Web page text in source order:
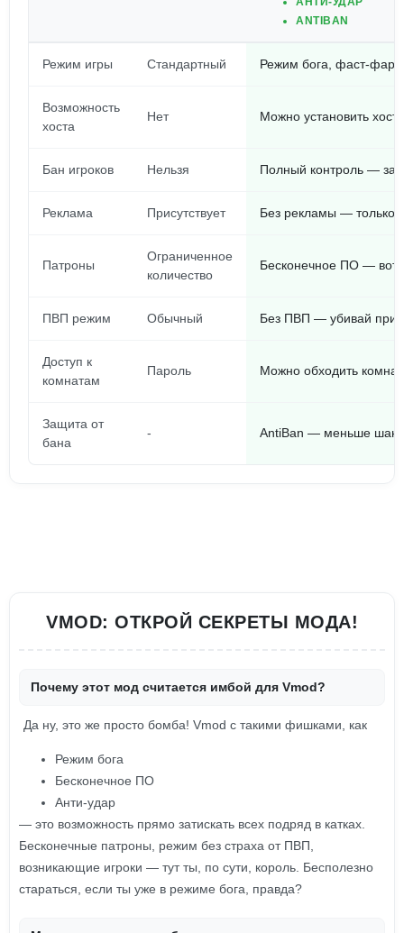
ANTIBAN
Режим игры Стандартный Режим бога, фаст-фарм
Возможность
хоста
Нет Можно установить хост
Бан игроков Нельзя Полный контроль —
Реклама Присутствует Без рекламы — только
Патроны
Ограниченное
количество
Бесконечное ПО — вот
ПВП режим Обычный Без ПВП — убивай
Доступ к
комнатам
Пароль Можно обходить
Защита от
бана
- AntiBan — меньше
VMOD: ОТКРОЙ СЕКРЕТЫ МОДА!
Почему этот мод считается имбой для Vmod?
Да ну, это же просто бомба! Vmod с такими фишками, как
Режим бога
Бесконечное ПО
Анти-удар
— это возможность прямо затискать всех подряд в катках.
Бесконечные патроны, режим без страха от ПВП,
возникающие игроки — тут ты, по сути, король. Бесполезно
стараться, если ты уже в режиме бога, правда?